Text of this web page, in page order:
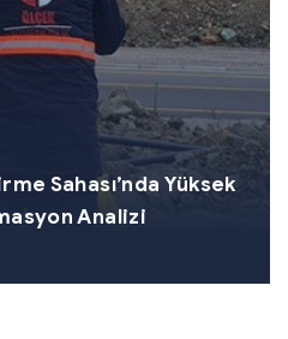
Sahası’nda Yüksek
Analizi